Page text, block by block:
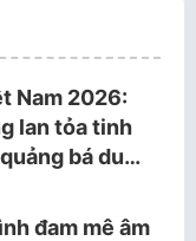
Nam 2026:
lan tỏa tinh
bá du…
đam mê âm